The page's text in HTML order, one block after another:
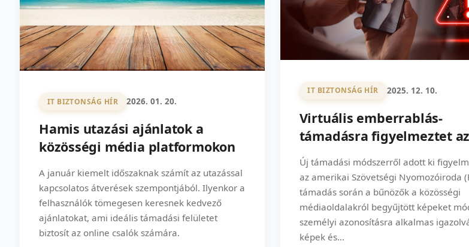
IT BIZTONSÁG HÍR 2026. 01. 20.
Hamis utazási ajánlatok a
közösségi média platformokon
A január kiemelt időszaknak számít az utazással
kapcsolatos átverések szempontjából. Ilyenkor a
felhasználók tömegesen keresnek kedvező
ajánlatokat, ami ideális támadási felületet
biztosít az online csalók számára.
IT BIZTONSÁG HÍR 2025. 12. 10.
Virtuális emberrablás-
támadásra figyelmeztet
Új támadási módszerről adott ki
az amerikai Szövetségi Nyomozóiroda
támadás során a bűnözők a közösségi
médiaoldalakról begyűjtött képeket
személyi azonosításra alkalmas
képek és...